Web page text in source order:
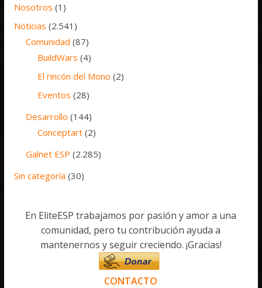
Nosotros (1)
Noticias (2.541)
Comunidad (87)
BuildWars (4)
El rincón del Mono (2)
Eventos (28)
Desarrollo (144)
Conceptart (2)
Galnet ESP (2.285)
Sin categoría (30)
En EliteESP trabajamos por pasión y amor a una
comunidad, pero tu contribución ayuda a
mantenernos y seguir creciendo. ¡Gracias!
CONTACTO